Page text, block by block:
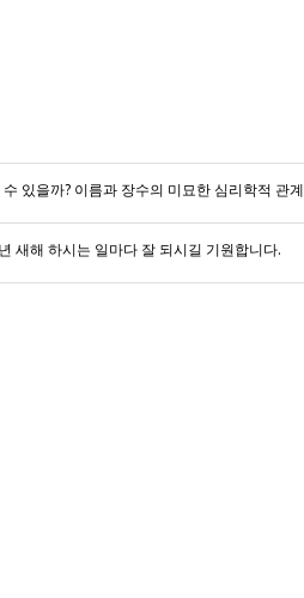
있을까? 이름과 장수의 미묘한 심리학적 관계
새해 하시는 일마다 잘 되시길 기원합니다.